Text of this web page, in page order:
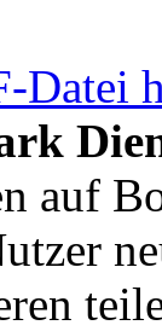
Datei
auf